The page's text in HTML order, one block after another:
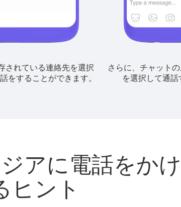
されている連絡先を選択
をすることができます。
さらに、チャット
を選択して通話
アに電話をか
ヒント